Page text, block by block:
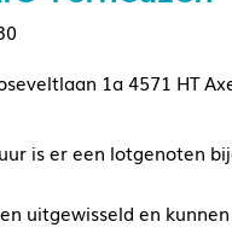
1a 4571 HT
is er een lotgenoten
uitgewisseld en